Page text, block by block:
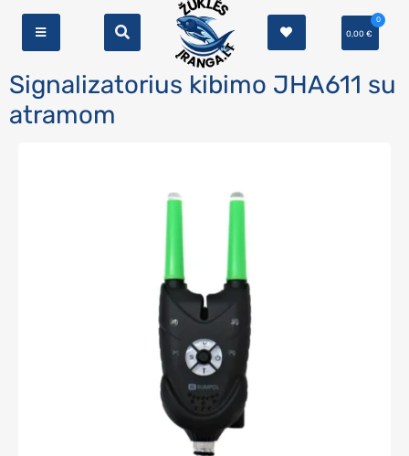
0,00€
0
Signalizatorius kibimo JHA611 su
atramom